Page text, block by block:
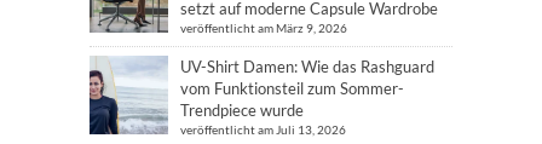
setzt auf moderne Capsule Wardrobe
veröffentlicht am März 9, 2026
UV-Shirt Damen: Wie das Rashguard
vom Funktionsteil zum Sommer-
Trendpiece wurde
veröffentlicht am Juli 13, 2026